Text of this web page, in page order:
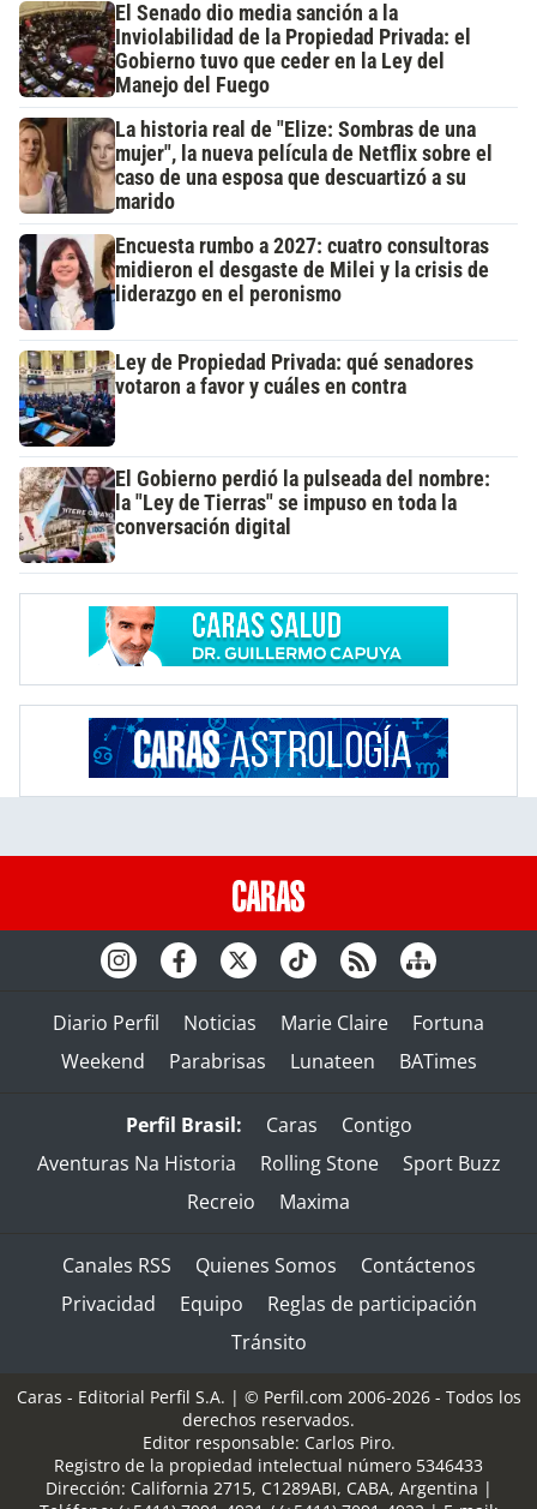
El Senado dio media sanción a la
Inviolabilidad de la Propiedad Privada: el
Gobierno tuvo que ceder en la Ley del
Manejo del Fuego
La historia real de "Elize: Sombras de una
mujer", la nueva película de Netflix sobre el
caso de una esposa que descuartizó a su
marido
Encuesta rumbo a 2027: cuatro consultoras
midieron el desgaste de Milei y la crisis de
liderazgo en el peronismo
Ley de Propiedad Privada: qué senadores
votaron a favor y cuáles en contra
El Gobierno perdió la pulseada del nombre:
la "Ley de Tierras" se impuso en toda la
conversación digital
Diario Perfil Noticias Marie Claire
Fortuna
Weekend
Parabrisas Lunateen BATimes
Perfil Brasil: Caras
Contigo
Aventuras Na Historia
Rolling Stone
Sport Buzz
Recreio
Maxima
Canales RSS Quienes Somos
Contáctenos
Privacidad
Equipo
Reglas de participación
Tránsito
Caras - Editorial Perfil S.A. | © Perfil.com 2006-2026 - Todos los
derechos reservados.
Editor responsable: Carlos Piro.
Registro de la propiedad intelectual número 5346433
Dirección: California 2715, C1289ABI, CABA, Argentina |